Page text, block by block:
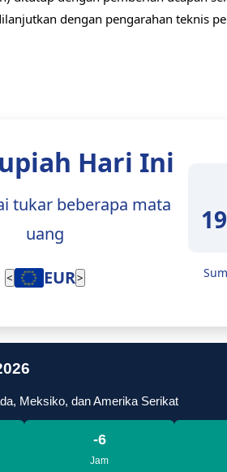
dengan pengarahan teknis
Hari Ini
beberapa mata uang
JPY
Meksiko, dan Amerika Serikat
-6
2026